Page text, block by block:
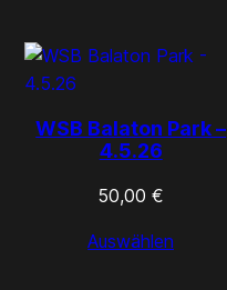
WSB Balaton Park –
4.5.26
50,00€
Auswählen